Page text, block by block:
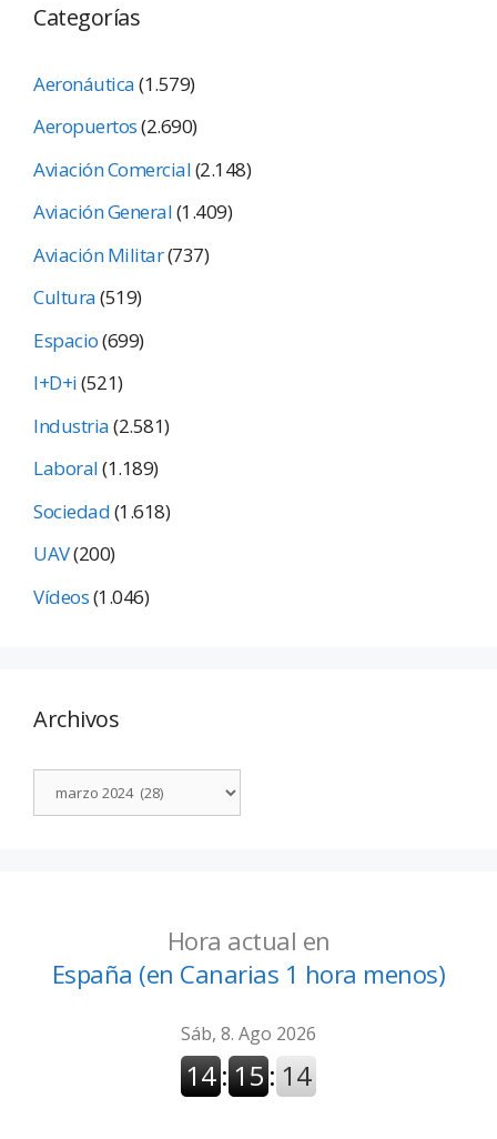
Categorías
Aeronáutica(1.579)
Aeropuertos(2.690)
Aviación Comercial(2.148)
Aviación General(1.409)
Aviación Militar(737)
Cultura(519)
Espacio(699)
I+D+i(521)
Industria(2.581)
Laboral(1.189)
Sociedad(1.618)
UAV(200)
Vídeos(1.046)
Archivos
Hora actual en
España (en Canarias 1 hora menos)